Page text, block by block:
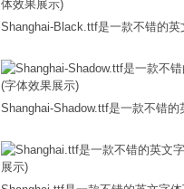
Shanghai-Black.ttf是一款不错的英
Shanghai-Shadow.ttf是一款不错的